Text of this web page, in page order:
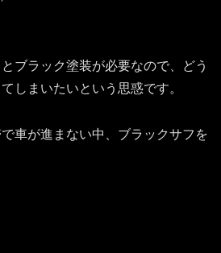
ブラック塗装が必要なので、どう
しまいたいという思惑です。
車が進まない中、ブラックサフを